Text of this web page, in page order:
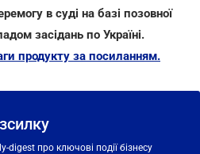
в суді на базі позовної
засідань по Україні.
продукту за посиланням.
про ключові події бізнесу